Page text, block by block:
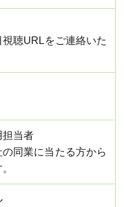
聴URLをご連絡いた
担当者
同業に当たる方から